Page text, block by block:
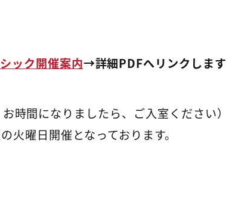
ック開催案内→詳細PDFへリンクします
間になりましたら、ご入室ください）
曜日開催となっております。